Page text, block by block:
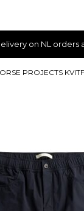
on NL orders
PROJECTS